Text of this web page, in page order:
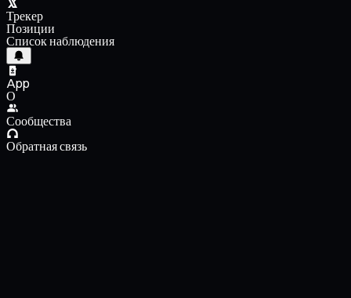
Трекер
Позиции
Список наблюдения
App
О
Сообщества
Обратная связь